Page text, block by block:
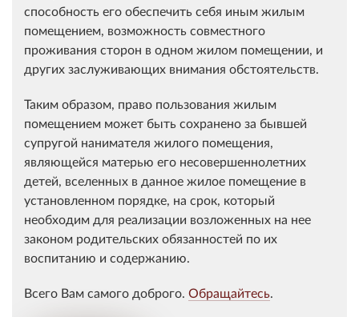
способность его обеспечить себя иным жилым
помещением, возможность совместного
проживания сторон в одном жилом помещении, и
других заслуживающих внимания обстоятельств.
Таким образом, право пользования жилым
помещением может быть сохранено за бывшей
супругой нанимателя жилого помещения,
являющейся матерью его несовершеннолетних
детей, вселенных в данное жилое помещение в
установленном порядке, на срок, который
необходим для реализации возложенных на нее
законом родительских обязанностей по их
воспитанию и содержанию.
Всего Вам самого доброго. Обращайтесь.